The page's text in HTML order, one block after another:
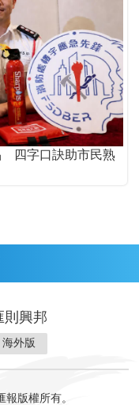
四字口訣助市民熟
數字經濟
則興邦
海外版
版權所有。